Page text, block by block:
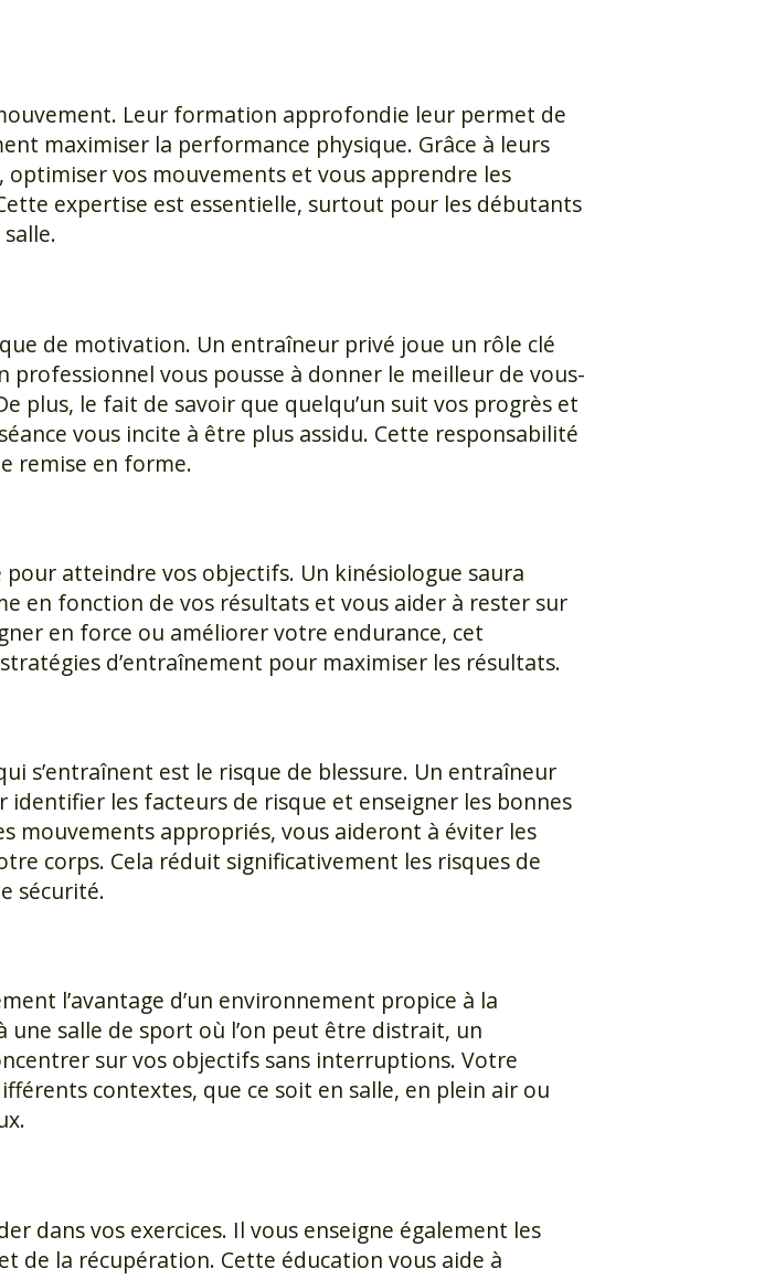
Leur formation approfondie leur permet de
maximiser la performance physique. Grâce à leurs
vos mouvements et vous apprendre les
expertise est essentielle, surtout pour les débutants
de motivation. Un entraîneur privé joue un rôle clé
professionnel vous pousse à donner le meilleur de vous-
plus, le fait de savoir que quelqu’un suit vos progrès et
vous incite à être plus assidu. Cette responsabilité
remise en forme.
atteindre vos objectifs. Un kinésiologue saura
en fonction de vos résultats et vous aider à rester sur
en force ou améliorer votre endurance, cet
d’entraînement pour maximiser les résultats.
s’entraînent est le risque de blessure. Un entraîneur
les facteurs de risque et enseigner les bonnes
mouvements appropriés, vous aideront à éviter les
corps. Cela réduit significativement les risques de
sécurité.
l’avantage d’un environnement propice à la
salle de sport où l’on peut être distrait, un
sur vos objectifs sans interruptions. Votre
contextes, que ce soit en salle, en plein air ou
dans vos exercices. Il vous enseigne également les
de la récupération. Cette éducation vous aide à